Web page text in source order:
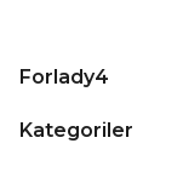
Forlady4
Kategoriler